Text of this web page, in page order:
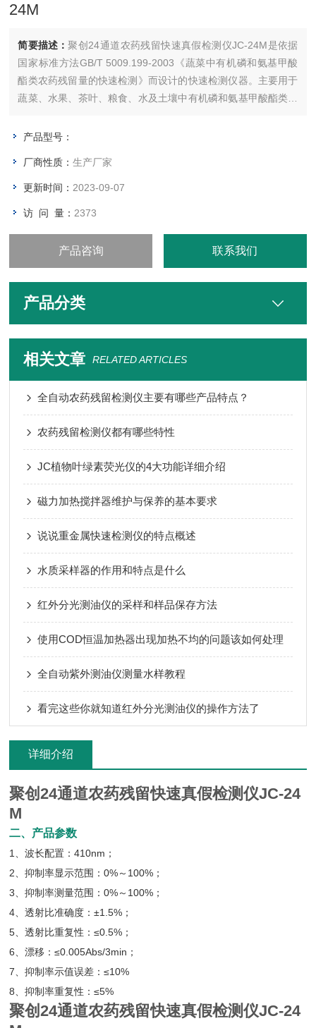
24M
简要描述：聚创24通道农药残留快速真假检测仪JC-24M是依据
国家标准方法GB/T 5009.199-2003《蔬菜中有机磷和氨基甲酸
酯类农药残留量的快速检测》而设计的快速检测仪器。主要用于
蔬菜、水果、茶叶、粮食、水及土壤中有机磷和氨基甲酸酯类农
销售市场、农产品采购配送中心、酒楼、食堂、家庭果蔬加工前
产品型号：
厂商性质：生产厂家
更新时间： 2023-09-07
访 问 量： 2373
产品咨询 联系我们
产品分类
相关文章 RELATED ARTICLES
全自动农药残留检测仪主要有哪些产品特点？
农药残留检测仪都有哪些特性
JC植物叶绿素荧光仪的4大功能详细介绍
磁力加热搅拌器维护与保养的基本要求
说说重金属快速检测仪的特点概述
水质采样器的作用和特点是什么
红外分光测油仪的采样和样品保存方法
使用COD恒温加热器出现加热不均的问题该如何处理
全自动紫外测油仪测量水样教程
看完这些你就知道红外分光测油仪的操作方法了
详细介绍
聚创24通道农药残留快速真假检测仪JC-24
M
二、产品参数
1、波长配置：410nm；
2、抑制率显示范围：0%～100%；
3、抑制率测量范围：0%～100%；
4、透射比准确度：±1.5%；
5、透射比重复性：≤0.5%；
6、漂移：≤0.005Abs/3min；
7、抑制率示值误差：≤10%
8、抑制率重复性：≤5%
聚创24通道农药残留快速真假检测仪JC-24